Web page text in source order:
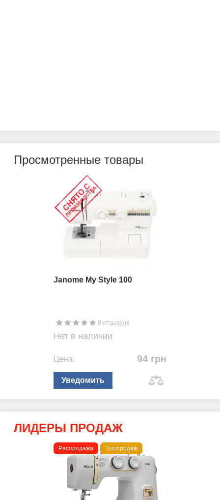
Просмотренные товары
Janome My Style 100
0 отзыв(ов)
Нет в наличии
Цена: 94 грн
Уведомить
ЛИДЕРЫ ПРОДАЖ
Распродажа Топ продаж